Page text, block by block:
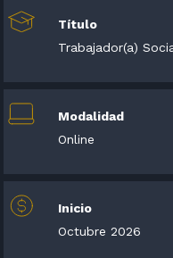
Título
Trabajador(a)
Modalidad
Online
Inicio
Octubre 2026